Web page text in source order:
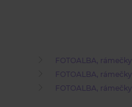
FOTOALBA, rámečky
FOTOALBA, rámečky
FOTOALBA, rámečky